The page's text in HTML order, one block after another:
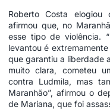
Roberto Costa
afirmou que, no
esse tipo de violência.
levantou é
que garantiu a liberdade
muito clara, cometeu
contra Ludmila, mas
Maranhão”, afirmou o
de Mariana, que foi